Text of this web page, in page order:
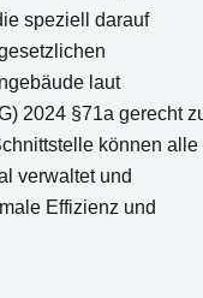
speziell darauf
laut
2024 §71a gerecht
können alle
verwaltet und
Effizienz und